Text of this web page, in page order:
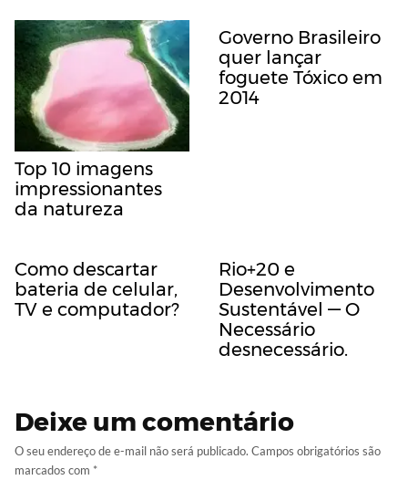
Top 10 imagens
impressionantes
da natureza
Governo Brasileiro
quer lançar
foguete Tóxico em
2014
Como descartar
bateria de celular,
TV e computador?
Rio+20 e
Desenvolvimento
Sustentável — O
Necessário
desnecessário.
Deixe um comentário
O seu endereço de e-mail não será publicado. Campos obrigatórios são
marcados com *